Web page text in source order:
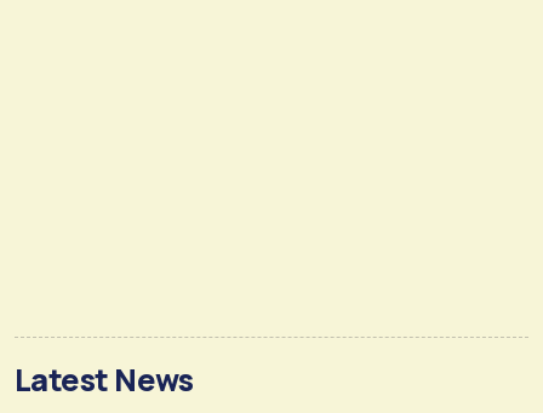
Latest News